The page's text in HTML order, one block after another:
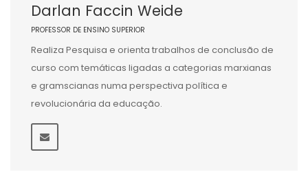
Darlan Faccin Weide
PROFESSOR DE ENSINO SUPERIOR
Realiza Pesquisa e orienta trabalhos de conclusão de
curso com temáticas ligadas a categorias marxianas
e gramscianas numa perspectiva política e
revolucionária da educação.